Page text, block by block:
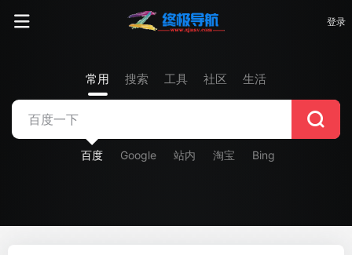
登录
常用 搜索 工具 社区 生活
百度 Google 站内 淘宝 Bing